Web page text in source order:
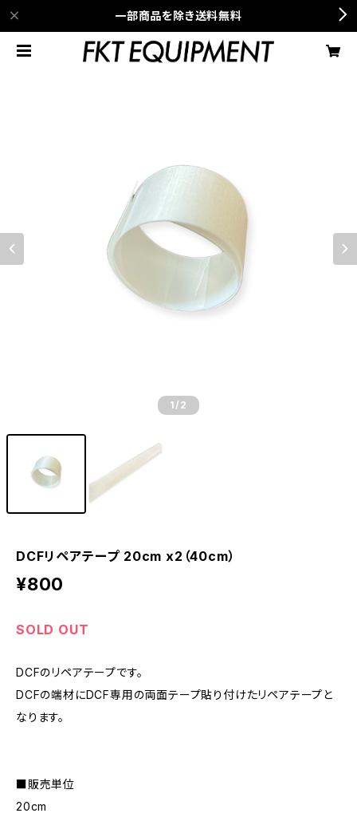
一部商品を除き送料無料
1 /2
DCFリペアテープ 20cm x2（40cm）
¥800
SOLD OUT
DCFのリペアテープです。
DCFの端材にDCF専用の両面テープ貼り付けたリペアテープと
なります。
■販売単位
20cm